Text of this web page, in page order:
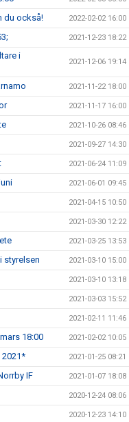
du också! 2022-02-02 16:00
2021-12-23 18:22
i
2021-12-06 19:14
2021-11-22 18:00
2021-11-17 16:00
2021-10-26 08:46
2021-09-27 14:30
2021-06-24 11:09
2021-06-01 09:45
2021-04-15 10:50
2021-03-30 12:22
2021-03-25 13:53
styrelsen 2021-03-10 15:00
2021-03-10 13:18
2021-03-03 15:52
2021-02-11 11:46
18:00 2021-02-02 10:05
2021* 2021-01-25 08:21
IF 2021-01-07 18:08
2020-12-24 08:06
2020-12-23 14:10